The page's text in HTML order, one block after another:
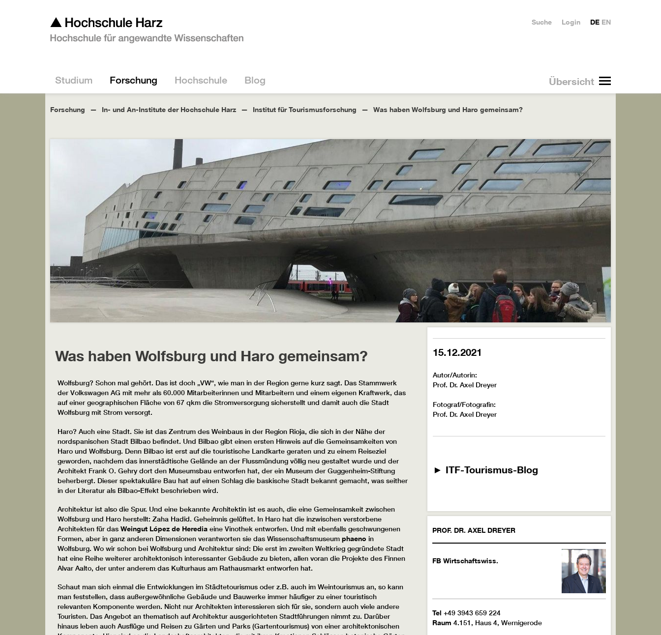
Übersicht
Studium Forschung Hochschule Blog
DE EN
Login
Suche
Forschung In- und An-Institute der Hochschule Harz Institut für Tourismusforschung Was haben Wolfsburg und Haro gemeinsam?
Was haben Wolfsburg und Haro gemeinsam?
Wolfsburg? Schon mal gehört. Das ist doch „VW“, wie man in der Region gerne kurz sagt. Das Stammwerk
der Volkswagen AG mit mehr als 60.000 Mitarbeiterinnen und Mitarbeitern und einem eigenen Kraftwerk, das
auf einer geographischen Fläche von 67 qkm die Stromversorgung sicherstellt und damit auch die Stadt
Wolfsburg mit Strom versorgt.
Haro? Auch eine Stadt. Sie ist das Zentrum des Weinbaus in der Region Rioja, die sich in der Nähe der
nordspanischen Stadt Bilbao befindet. Und Bilbao gibt einen ersten Hinweis auf die Gemeinsamkeiten von
Haro und Wolfsburg. Denn Bilbao ist erst auf die touristische Landkarte geraten und zu einem Reiseziel
geworden, nachdem das innerstädtische Gelände an der Flussmündung völlig neu gestaltet wurde und der
Architekt Frank O. Gehry dort den Museumsbau entworfen hat, der ein Museum der Guggenheim-Stiftung
beherbergt. Dieser spektakuläre Bau hat auf einen Schlag die baskische Stadt bekannt gemacht, was seither
in der Literatur als Bilbao-Effekt beschrieben wird.
Architektur ist also die Spur. Und eine bekannte Architektin ist es auch, die eine Gemeinsamkeit zwischen
Wolfsburg und Haro herstellt: Zaha Hadid. Geheimnis gelüftet. In Haro hat die inzwischen verstorbene
Architekten für das Weingut López de Heredia eine Vinothek entworfen. Und mit ebenfalls geschwungenen
Formen, aber in ganz anderen Dimensionen verantworten sie das Wissenschaftsmuseum phaeno in
Wolfsburg. Wo wir schon bei Wolfsburg und Architektur sind: Die erst im zweiten Weltkrieg gegründete Stadt
hat eine Reihe weiterer architektonisch interessanter Gebäude zu bieten, allen voran die Projekte des Finnen
Alvar Aalto, der unter anderem das Kulturhaus am Rathausmarkt entworfen hat.
Schaut man sich einmal die Entwicklungen im Städtetourismus oder z.B. auch im Weintourismus an, so kann
man feststellen, dass außergewöhnliche Gebäude und Bauwerke immer häufiger zu einer touristisch
relevanten Komponente werden. Nicht nur Architekten interessieren sich für sie, sondern auch viele andere
Touristen. Das Angebot an thematisch auf Architektur ausgerichteten Stadtführungen nimmt zu. Darüber
hinaus leben auch Ausflüge und Reisen zu Gärten und Parks (Gartentourismus) von einer architektonischen
15.12.2021
Autor/Autorin:
Prof. Dr. Axel Dreyer
Fotograf/Fotografin:
Prof. Dr. Axel Dreyer
► ITF-Tourismus-Blog
PROF. DR. AXEL DREYER
FB Wirtschaftswiss.
Tel +49 3943 659 224
Raum 4.151, Haus 4, Wernigerode